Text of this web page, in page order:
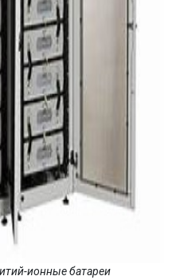
ионные батареи